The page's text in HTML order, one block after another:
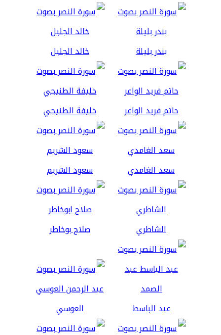
بندر بليلة خالد الجليل
حاتم فريد الواعر خليفة الطنيجي
سعد الغامدي سعود الشريم
الشاطري صلاح بوخاطر
عبد الباسط العوسي